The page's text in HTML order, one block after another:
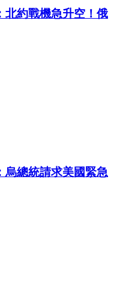
北約戰機急升空！俄
烏總統請求美國緊急